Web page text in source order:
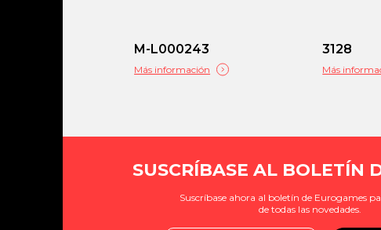
M-L000243
Más información
3128
Más
SUSCRÍBASE AL BOLETÍN
Suscríbase ahora al boletín de Eurogames
de todas las novedades.